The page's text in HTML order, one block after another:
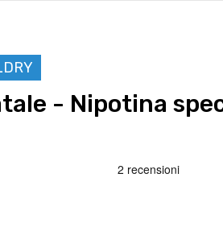
- Nipotina